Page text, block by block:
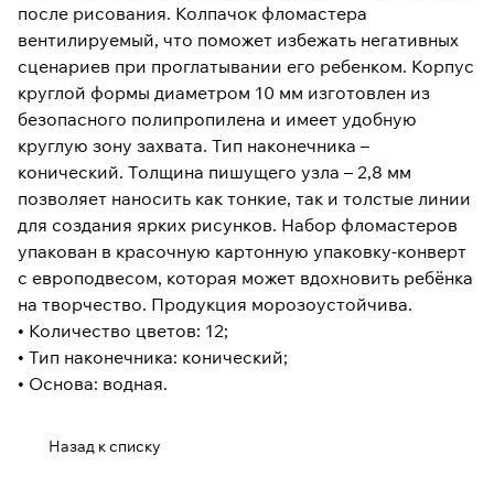
после рисования. Колпачок фломастера
вентилируемый, что поможет избежать негативных
сценариев при проглатывании его ребенком. Корпус
круглой формы диаметром 10 мм изготовлен из
безопасного полипропилена и имеет удобную
круглую зону захвата. Тип наконечника –
конический. Толщина пишущего узла – 2,8 мм
позволяет наносить как тонкие, так и толстые линии
для создания ярких рисунков. Набор фломастеров
упакован в красочную картонную упаковку-конверт
с европодвесом, которая может вдохновить ребёнка
на творчество. Продукция морозоустойчива.
• Количество цветов: 12;
• Тип наконечника: конический;
• Основа: водная.
Назад к списку